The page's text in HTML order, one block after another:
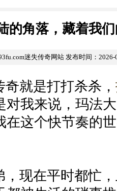
的角落，藏着我
迷失传奇网站 发布时间：2026-
就是打打杀杀，
对我来说，玛法
在这个快节奏的
，现在平时都忙